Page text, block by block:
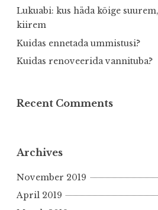
Lukuabi: kus häda kõige
kiirem
Kuidas ennetada ummistusi?
Kuidas renoveerida vannituba?
Recent Comments
Archives
November 2019
April 2019